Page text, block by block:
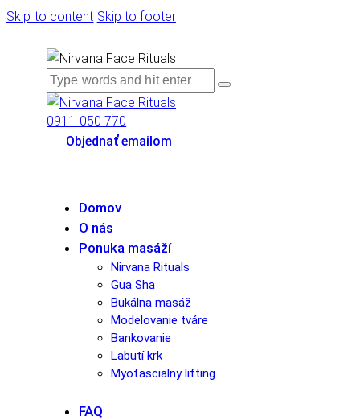
Skip to content Skip to footer
0911 050 770
Objednať emailom
Domov
O nás
Ponuka masáží
Nirvana Rituals
Gua Sha
Bukálna masáž
Modelovanie tváre
Bankovanie
Labutí krk
Myofascialny lifting
FAQ